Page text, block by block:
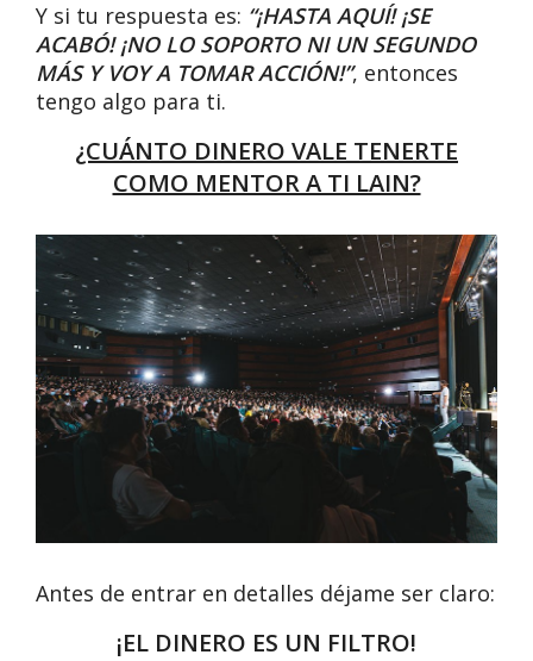
Y si tu respuesta es: “¡HASTA AQUÍ! ¡SE
ACABÓ! ¡NO LO SOPORTO NI UN SEGUNDO
MÁS Y VOY A TOMAR ACCIÓN!”, entonces
tengo algo para ti.
¿CUÁNTO DINERO VALE TENERTE
COMO MENTOR A TI LAIN?
Antes de entrar en detalles déjame ser claro:
¡EL DINERO ES UN FILTRO!